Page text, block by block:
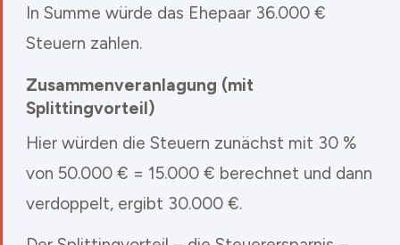
In Summe würde das Ehepaar 36.000 €
Steuern zahlen.
Zusammenveranlagung (mit
Splittingvorteil)
Hier würden die Steuern zunächst mit 30 %
von 50.000 € = 15.000 € berechnet und dann
verdoppelt, ergibt 30.000 €.